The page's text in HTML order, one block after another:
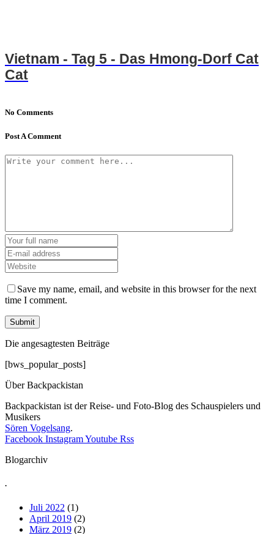
Vietnam - Tag 5 - Das Hmong-Dorf Cat
Cat
No Comments
Post A Comment
Save my name, email, and website in this browser for the next
time I comment.
Die angesagtesten Beiträge
[bws_popular_posts]
Über Backpackistan
Backpackistan ist der Reise- und Foto-Blog des Schauspielers und
Musikers
Sören Vogelsang.
Facebook InstagramYoutube Rss
Blogarchiv
.
Juli 2022 (1)
April 2019 (2)
März 2019 (2)